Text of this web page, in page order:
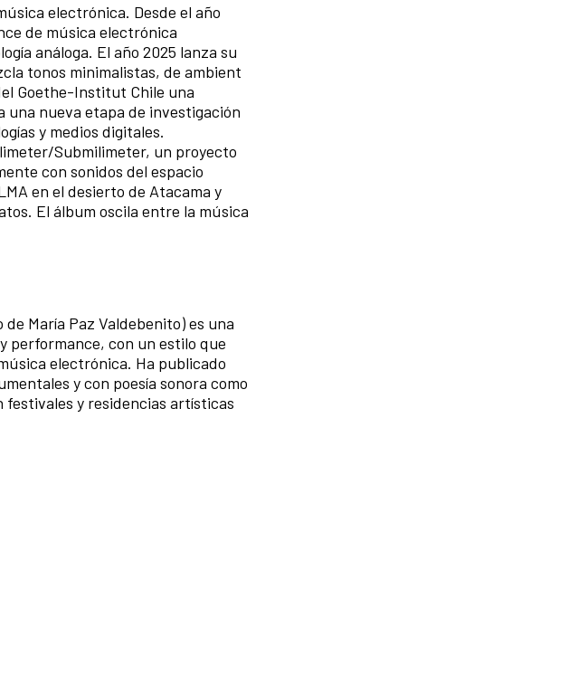
electrónica. Desde el año
de música electrónica
análoga. El año 2025 lanza su
tonos minimalistas, de ambient
Goethe-Institut Chile una
una nueva etapa de investigación
y medios digitales.
Submilimeter, un proyecto
con sonidos del espacio
en el desierto de Atacama y
El álbum oscila entre la música
de María Paz Valdebenito) es una
performance, con un estilo que
electrónica. Ha publicado
y con poesía sonora como
y residencias artísticas